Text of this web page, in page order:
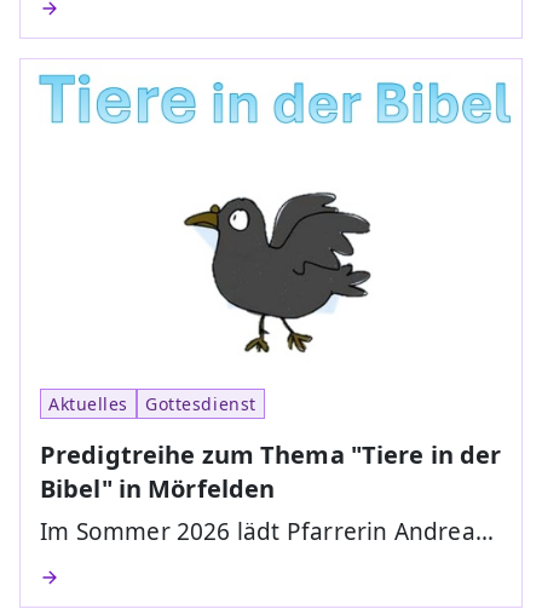
Aktuelles Gottesdienst
Predigtreihe zum Thema "Tiere in der
Bibel" in Mörfelden
Im Sommer 2026 lädt Pfarrerin Andrea…